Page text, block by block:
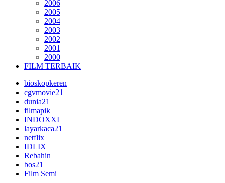
2006
2005
2004
2003
2002
2001
2000
FILM TERBAIK
bioskopkeren
cgvmovie21
dunia21
filmapik
INDOXXI
layarkaca21
netflix
IDLIX
Rebahin
bos21
Film Semi